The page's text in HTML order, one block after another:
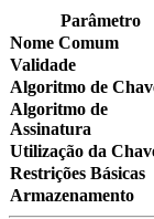
Parâmetro
Nome Comum
Validade
Algoritmo de
Algoritmo de
Assinatura
Utilização da
Restrições Básicas
Armazenamento